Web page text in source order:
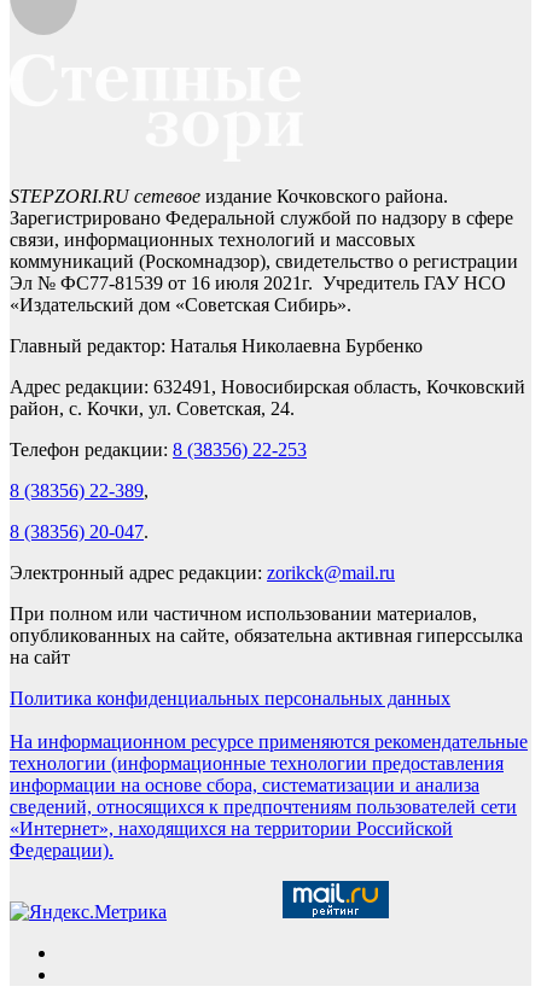
STEPZORI.RU сетевое издание Кочковского района.
Зарегистрировано Федеральной службой по надзору в сфере
связи, информационных технологий и массовых
коммуникаций (Роскомнадзор), свидетельство о регистрации
Эл № ФС77-81539 от 16 июля 2021г. Учредитель ГАУ НСО
«Издательский дом «Советская Сибирь».
Главный редактор: Наталья Николаевна Бурбенко
Адрес редакции: 632491, Новосибирская область, Кочковский
район, с. Кочки, ул. Советская, 24.
Телефон редакции: 8 (38356) 22-253
8 (38356) 22-389,
8 (38356) 20-047.
Электронный адрес редакции: zorikck@mail.ru
При полном или частичном использовании материалов,
опубликованных на сайте, обязательна активная гиперссылка
на сайт
Политика конфиденциальных персональных данных
На информационном ресурсе применяются рекомендательные
технологии (информационные технологии предоставления
информации на основе сбора, систематизации и анализа
сведений, относящихся к предпочтениям пользователей сети
«Интернет», находящихся на территории Российской
Федерации).